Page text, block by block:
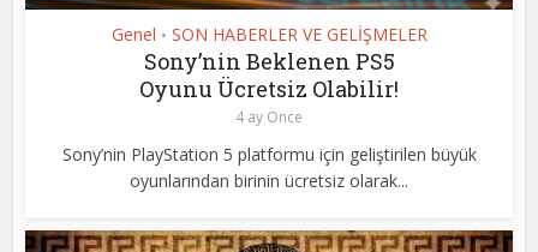
Genel • SON HABERLER VE GELİŞMELER
Sony’nin Beklenen PS5
Oyunu Ücretsiz Olabilir!
4 ay Önce
Sony’nin PlayStation 5 platformu için geliştirilen büyük
oyunlarından birinin ücretsiz olarak...